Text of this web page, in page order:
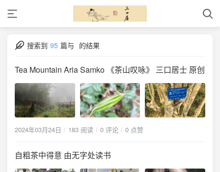
搜索到 95 篇与 的结果
Tea Mountain Aria Samko 《茶山叹咏》 三口居士 原创
2024年03月24日 183 阅读 0 评论 0 点赞
自粗茶中得意 由无字处读书